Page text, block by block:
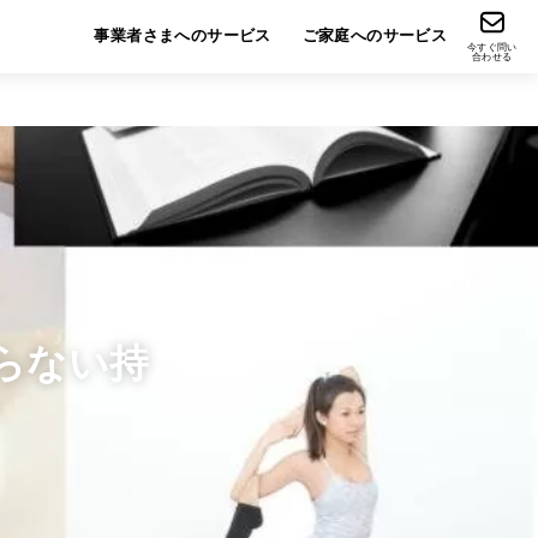
事業者さまへのサービス ご家庭へのサービス
今すぐ問い
合わせる
ない持